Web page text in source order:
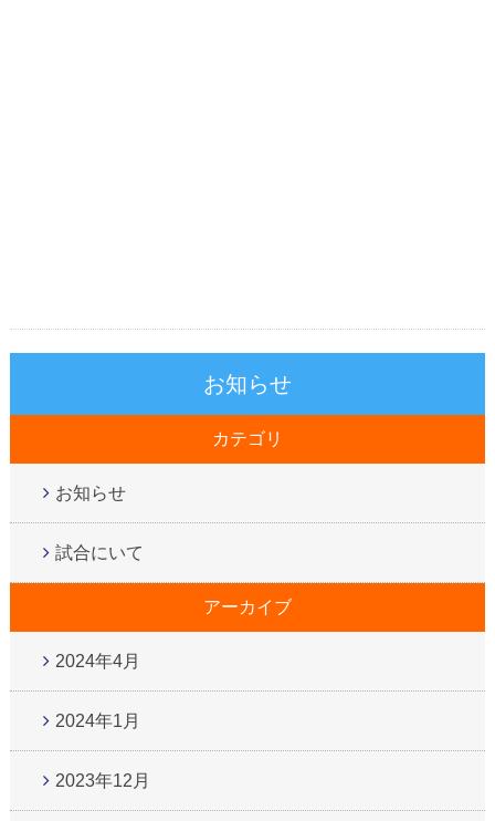
お知らせ
カテゴリ
お知らせ
試合にいて
アーカイブ
2024年4月
2024年1月
2023年12月